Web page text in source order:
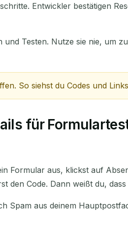
BETREFF
auf eingehende E-Mails...
Entwickler bestätigen
Testen. Nutze sie nie, um
So siehst du Codes und
für
Formular aus, klickst auf
den Code. Dann weißt du,
Spam aus deinem